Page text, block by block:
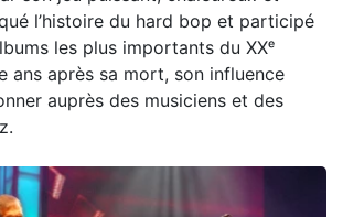
l’histoire du hard bop et participé
les plus importants du XXᵉ
ans après sa mort, son influence
auprès des musiciens et des